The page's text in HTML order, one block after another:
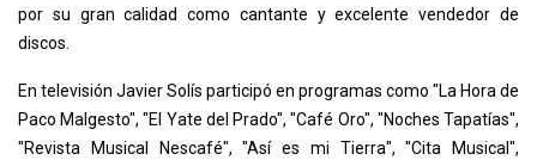
por su gran calidad como cantante y excelente vendedor de
discos.
En televisión Javier Solís participó en programas como "La Hora de
Paco Malgesto", "El Yate del Prado", "Café Oro", "Noches Tapatías",
"Revista Musical Nescafé", "Así es mi Tierra", "Cita Musical",